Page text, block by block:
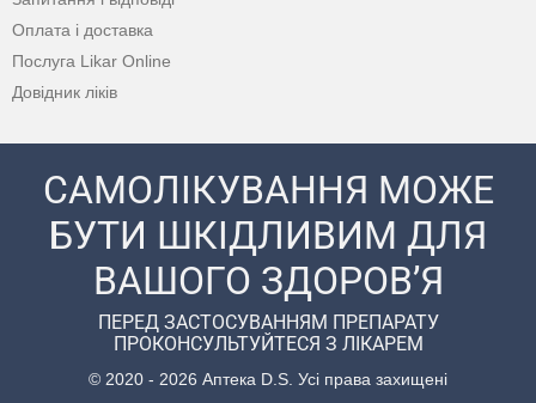
Оплата і доставка
Послуга Likar Online
Довідник ліків
САМОЛІКУВАННЯ МОЖЕ
БУТИ ШКІДЛИВИМ ДЛЯ
ВАШОГО ЗДОРОВ’Я
ПЕРЕД ЗАСТОСУВАННЯМ ПРЕПАРАТУ
ПРОКОНСУЛЬТУЙТЕСЯ З ЛІКАРЕМ
© 2020 - 2026 Аптека D.S. Усі права захищені